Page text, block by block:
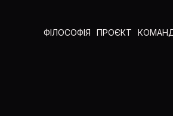
ФІЛОСОФІЯ ПРОЄКТ